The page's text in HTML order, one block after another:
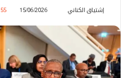
إشتياق الكناني
ل
ب
ر
15/06/2026
55